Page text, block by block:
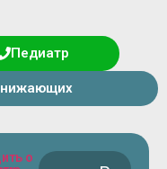
Педиатр
о